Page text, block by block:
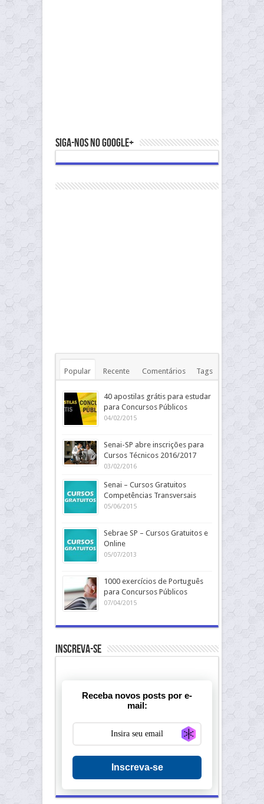
Siga-nos no Google+
Popular Recente Comentários Tags
40 apostilas grátis para estudar
para Concursos Públicos
04/02/2015
Senai-SP abre inscrições para
Cursos Técnicos 2016/2017
03/02/2016
Senai – Cursos Gratuitos
Competências Transversais
05/06/2015
Sebrae SP – Cursos Gratuitos e
Online
05/07/2013
1000 exercícios de Português
para Concursos Públicos
07/04/2015
Inscreva-se
Receba novos posts por e-
mail:
Generate new
Inscreva-se